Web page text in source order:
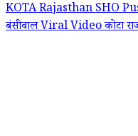
KOTARajasthanSHO
बंसीवालViral Videoकोटा